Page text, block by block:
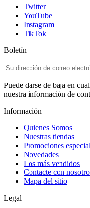
Twitter
YouTube
Instagram
TikTok
Boletín
Puede darse de baja en
nuestra información de
Información
Quienes Somos
Nuestras tiendas
Promociones
Novedades
Los más vendidos
Contacte con
Mapa del sitio
Legal